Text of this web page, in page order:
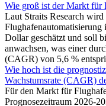
Wie groß ist der Markt für
Laut Straits Research
Dollar geschätzt und soll
anwachsen, was einer
(CAGR) von 5,6 %
Wie hoch ist die
Wachstumsrate (CAGR)
Für den Markt für
Prognosezeitraum 2026-